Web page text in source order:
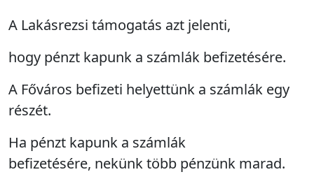
A Lakásrezsi támogatás azt jelenti,
hogy pénzt kapunk a számlák befizetésére.
A Főváros befizeti helyettünk a számlák egy
részét.
Ha pénzt kapunk a számlák
befizetésére, nekünk több pénzünk marad.